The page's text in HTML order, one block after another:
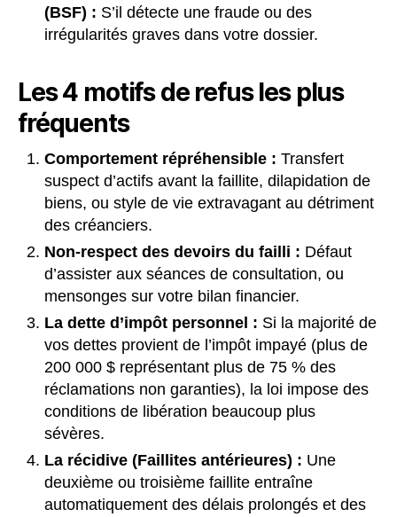
(BSF) : S’il détecte une fraude ou des
irrégularités graves dans votre dossier.
Les 4 motifs de refus les plus
fréquents
Comportement répréhensible : Transfert
suspect d’actifs avant la faillite, dilapidation de
biens, ou style de vie extravagant au détriment
des créanciers.
Non-respect des devoirs du failli : Défaut
d’assister aux séances de consultation, ou
mensonges sur votre bilan financier.
La dette d’impôt personnel : Si la majorité de
vos dettes provient de l’impôt impayé (plus de
200 000 $ représentant plus de 75 % des
réclamations non garanties), la loi impose des
conditions de libération beaucoup plus
sévères.
La récidive (Faillites antérieures) : Une
deuxième ou troisième faillite entraîne
automatiquement des délais prolongés et des